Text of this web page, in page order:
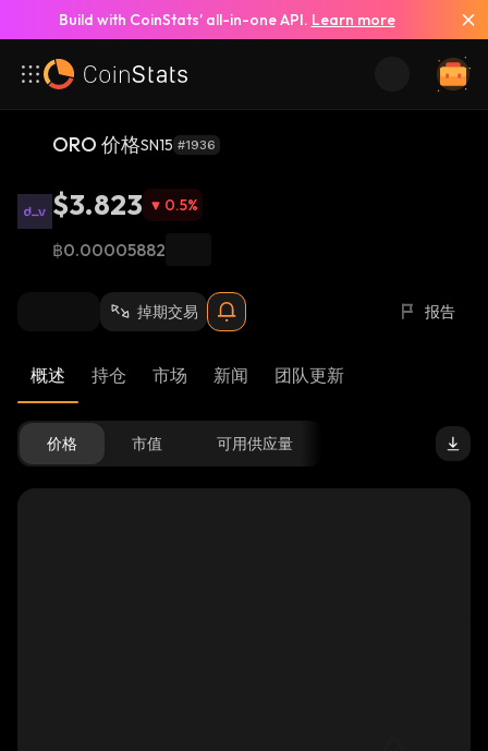
Build with CoinStats’ all-in-one API. Learn more
ORO 价格SN15 #1936
$3.823 0.5%
฿0.00005882
掉期交易 报告
概述 持仓 市场 新闻 团队更新
价格 市值 可用供应量